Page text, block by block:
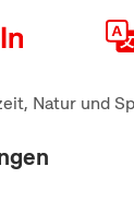
Natur und